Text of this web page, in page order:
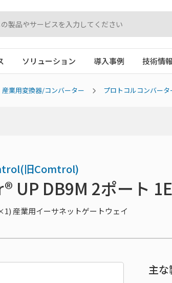
ソリューション 導入事例 技術情報
産業用変換器/コンバーター プロトコルコンバータ
旧Comtrol)
UP DB9M 2ポート
産業用イーサネットゲートウェイ
主